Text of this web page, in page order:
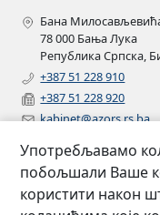
Бана
78 000 Бања Лука
Република Српска,
+387 51 228 910
+387 51 228 920
kabinet@azors.rs.ba
szzp@azors.rs.ba
ПРАТИТЕ НАС
Употребљавамо
побољшали Ваше
користити након